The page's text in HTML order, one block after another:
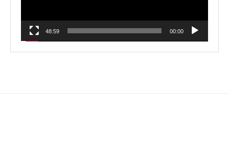
00:00
48:59